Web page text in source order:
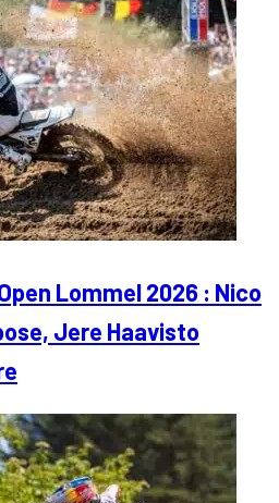
Lommel 2026 : Nico
Jere Haavisto